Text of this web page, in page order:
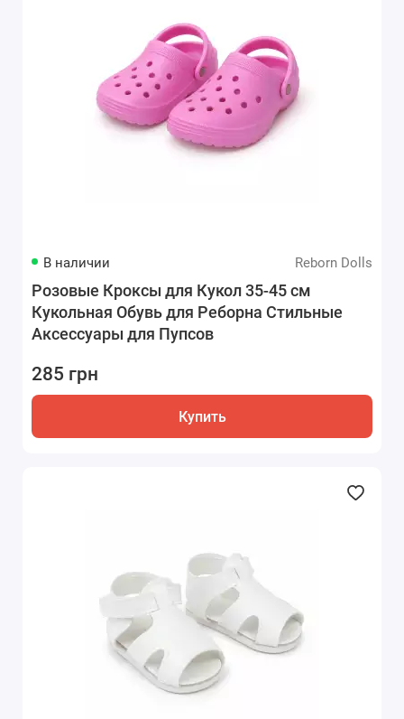
В наличии Reborn Dolls
Розовые Кроксы для Кукол 35-45 см
Кукольная Обувь для Реборна Стильные
Аксессуары для Пупсов
285 грн
Купить